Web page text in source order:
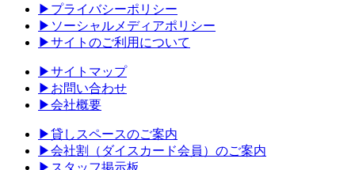
▶プライバシーポリシー
▶ソーシャルメディアポリシー
▶サイトのご利用について
▶サイトマップ
▶お問い合わせ
▶会社概要
▶貸しスペースのご案内
▶会社割（ダイスカード会員）のご案内
▶スタッフ掲示板